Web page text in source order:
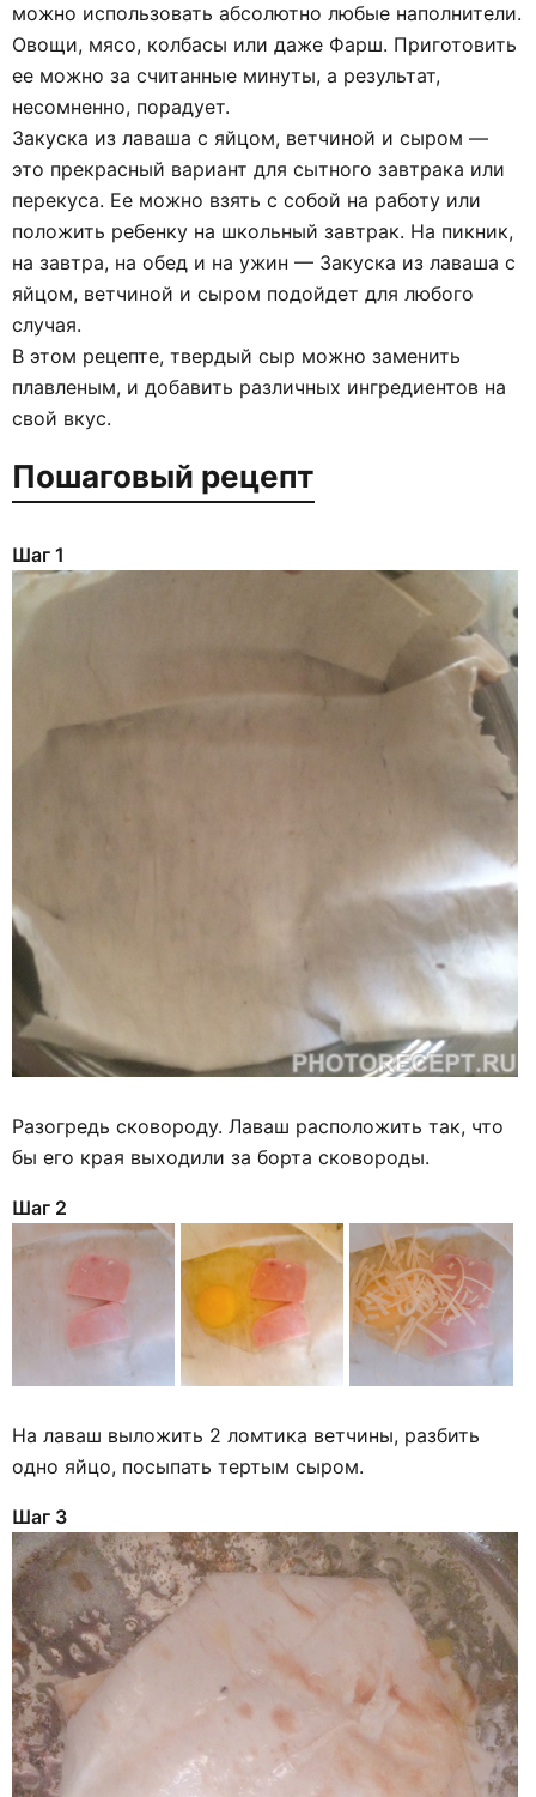
можно использовать абсолютно любые наполнители.
Овощи, мясо, колбасы или даже Фарш. Приготовить
ее можно за считанные минуты, а результат,
несомненно, порадует.
Закуска из лаваша с яйцом, ветчиной и сыром —
это прекрасный вариант для сытного завтрака или
перекуса. Ее можно взять с собой на работу или
положить ребенку на школьный завтрак. На пикник,
на завтра, на обед и на ужин — Закуска из лаваша с
яйцом, ветчиной и сыром подойдет для любого
случая.
В этом рецепте, твердый сыр можно заменить
плавленым, и добавить различных ингредиентов на
свой вкус.
Пошаговый рецепт
Шаг 1
Разогредь сковороду. Лаваш расположить так, что
бы его края выходили за борта сковороды.
Шаг 2
На лаваш выложить 2 ломтика ветчины, разбить
одно яйцо, посыпать тертым сыром.
Шаг 3